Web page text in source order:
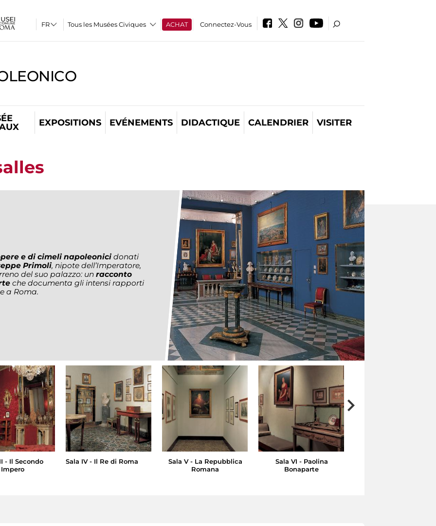
Tous les Musées Civiques ACHAT Connectez-Vous
EXPOSITIONS EVÉNEMENTS DIDACTIQUE CALENDRIER VISITER
e di cimeli napoleonici donati
Primoli, nipote dell’Imperatore,
del suo palazzo: un racconto
che documenta gli intensi rapporti
a Roma.
- Il Secondo
Impero
Sala IV - Il Re di Roma
Sala V - La Repubblica
Romana
Sala VI - Paolina
Bonaparte